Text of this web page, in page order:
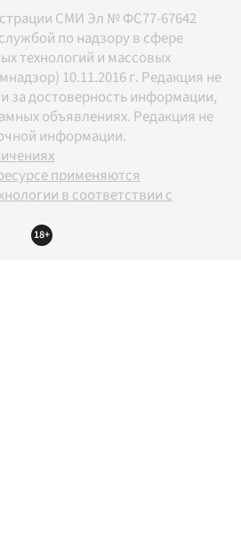
СМИ Эл № ФС77-67642
по надзору в сфере
технологий и массовых
10.11.2016 г. Редакция не
за достоверность информации,
объявлениях. Редакция не
информации.
применяются
в соответствии с
18+